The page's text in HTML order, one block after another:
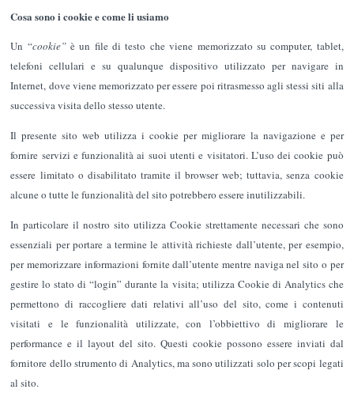
Cosa sono i cookie e come li usiamo
Un “cookie”è un file di testo che viene memorizzato su computer, tablet,
telefoni cellulari e su qualunque dispositivo utilizzato per navigare in
Internet, dove viene memorizzato per essere poi ritrasmesso agli stessi siti alla
successiva visita dello stesso utente.
Il presente sito web utilizza i cookie per migliorare la navigazione e per
fornire servizi e funzionalità ai suoi utenti e visitatori. L’uso dei cookie può
essere limitato o disabilitato tramite il browser web; tuttavia, senza cookie
alcune o tutte le funzionalità del sito potrebbero essere inutilizzabili.
In particolare il nostro sito utilizza Cookie strettamente necessari che sono
essenziali per portare a termine le attività richieste dall’utente, per esempio,
per memorizzare informazioni fornite dall’utente mentre naviga nel sito o per
gestire lo stato di “login” durante la visita; utilizza Cookie di Analytics che
permettono di raccogliere dati relativi all’uso del sito, come i contenuti
visitati e le funzionalità utilizzate, con l’obbiettivo di migliorare le
performance e il layout del sito. Questi cookie possono essere inviati dal
fornitore dello strumento di Analytics, ma sono utilizzati solo per scopi legati
al sito.